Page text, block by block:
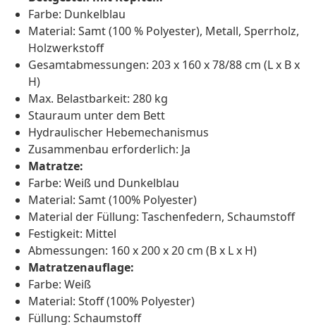
Farbe: Dunkelblau
Material: Samt (100 % Polyester), Metall, Sperrholz,
Holzwerkstoff
Gesamtabmessungen: 203 x 160 x 78/88 cm (L x B x
H)
Max. Belastbarkeit: 280 kg
Stauraum unter dem Bett
Hydraulischer Hebemechanismus
Zusammenbau erforderlich: Ja
Matratze:
Farbe: Weiß und Dunkelblau
Material: Samt (100% Polyester)
Material der Füllung: Taschenfedern, Schaumstoff
Festigkeit: Mittel
Abmessungen: 160 x 200 x 20 cm (B x L x H)
Matratzenauflage:
Farbe: Weiß
Material: Stoff (100% Polyester)
Füllung: Schaumstoff